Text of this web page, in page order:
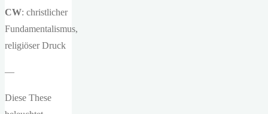
CW: christlicher
Fundamentalismus,
religiöser Druck
—
Diese These